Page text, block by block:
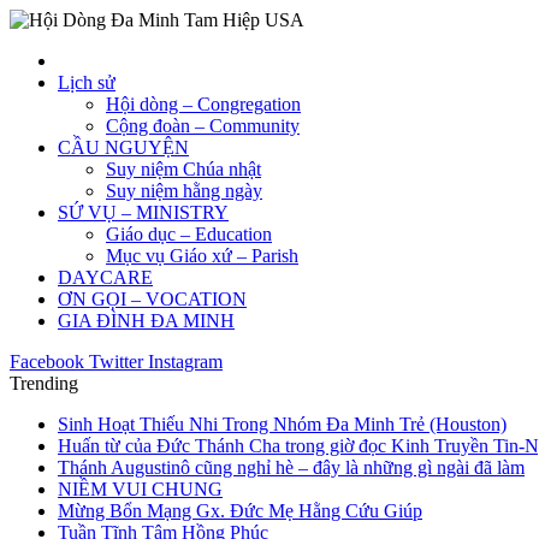
Lịch sử
Hội dòng – Congregation
Cộng đoàn – Community
CẦU NGUYỆN
Suy niệm Chúa nhật
Suy niệm hằng ngày
SỨ VỤ – MINISTRY
Giáo dục – Education
Mục vụ Giáo xứ – Parish
DAYCARE
ƠN GỌI – VOCATION
GIA ĐÌNH ĐA MINH
Facebook Twitter Instagram
Trending
Sinh Hoạt Thiếu Nhi Trong Nhóm Đa Minh Trẻ (Houston)
Huấn từ của Đức Thánh Cha trong giờ đọc Kinh Truyền Tin-
Thánh Augustinô cũng nghỉ hè – đây là những gì ngài đã làm
NIỀM VUI CHUNG
Mừng Bổn Mạng Gx. Đức Mẹ Hằng Cứu Giúp
Tuần Tĩnh Tâm Hồng Phúc